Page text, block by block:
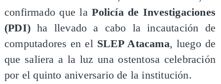
confirmado que laPolicía de Investigaciones
(PDI)ha llevado a cabo la incautación de
computadores en el SLEP Atacama, luego de
que saliera a la luz una ostentosa celebración
por el quinto aniversario de la institución.